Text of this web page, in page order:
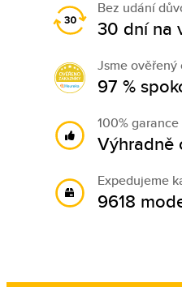
Bez udání
30 dní na
Jsme ověřený
97 %
100%
Výhradně
Expedujeme
9618